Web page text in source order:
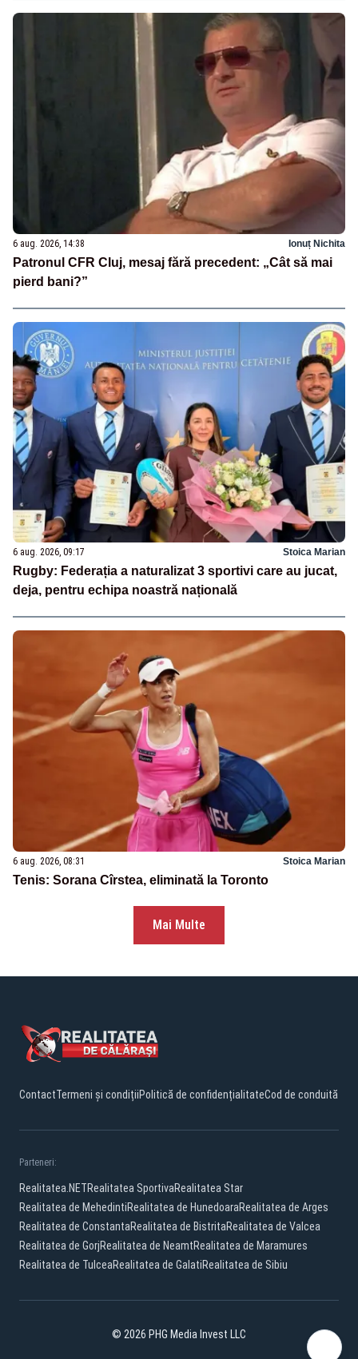
6 aug. 2026, 14:38 Ionuț Nichita
Patronul CFR Cluj, mesaj fără precedent: „Cât să mai
pierd bani?”
6 aug. 2026, 09:17 Stoica Marian
Rugby: Federația a naturalizat 3 sportivi care au jucat,
deja, pentru echipa noastră națională
6 aug. 2026, 08:31 Stoica Marian
Tenis: Sorana Cîrstea, eliminată la Toronto
Mai Multe
ContactTermeni și condițiiPolitică de confidențialitateCod de conduită
Parteneri:
Realitatea.NETRealitatea SportivaRealitatea Star
Realitatea de MehedintiRealitatea de HunedoaraRealitatea de Arges
Realitatea de ConstantaRealitatea de BistritaRealitatea de Valcea
Realitatea de GorjRealitatea de NeamtRealitatea de Maramures
Realitatea de TulceaRealitatea de GalatiRealitatea de Sibiu
© 2026 PHG Media Invest LLC